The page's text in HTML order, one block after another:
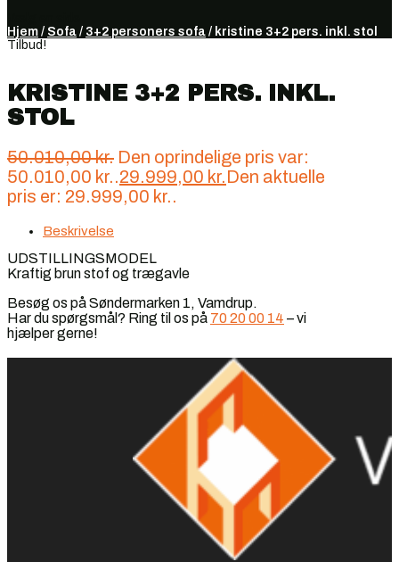
Hjem / Sofa / 3+2 personers sofa / kristine 3+2 pers. inkl. stol
Tilbud!
KRISTINE 3+2 PERS. INKL.
STOL
50.010,00kr. Den oprindelige pris var:
50.010,00 kr..29.999,00 kr.Den aktuelle
pris er: 29.999,00 kr..
Beskrivelse
UDSTILLINGSMODEL
Kraftig brun stof og trægavle
Besøg os på Søndermarken 1, Vamdrup.
Har du spørgsmål? Ring til os på 70 20 00 14 – vi
hjælper gerne!